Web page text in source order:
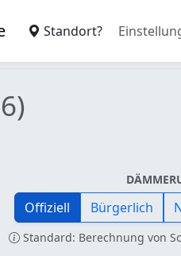
Standort?
Offiziell Bürgerlich
Standard: Berechnung von